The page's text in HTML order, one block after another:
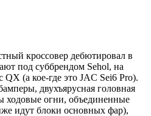
кроссовер дебютировал в
под суббрендом Sehol, на
(а кое-где это JAC Sei6 Pro).
двухъярусная головная
ходовые огни, объединенные
идут блоки основных фар),